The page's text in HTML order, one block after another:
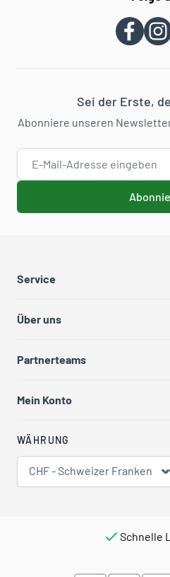
Sei der Erste,
Abonniere unseren
E-Mail-Adresse
Service
Über uns
Partnerteams
Mein Konto
WÄHRUNG
CHF - Schweizer Franken
Schnelle